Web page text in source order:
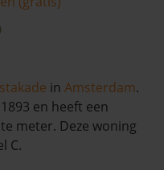
in Amsterdam.
en heeft een
meter. Deze woning
C.